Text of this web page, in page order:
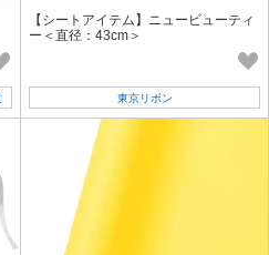
【シートアイテム】ニュービューティ
ー＜直径：43cm＞
東京リボン